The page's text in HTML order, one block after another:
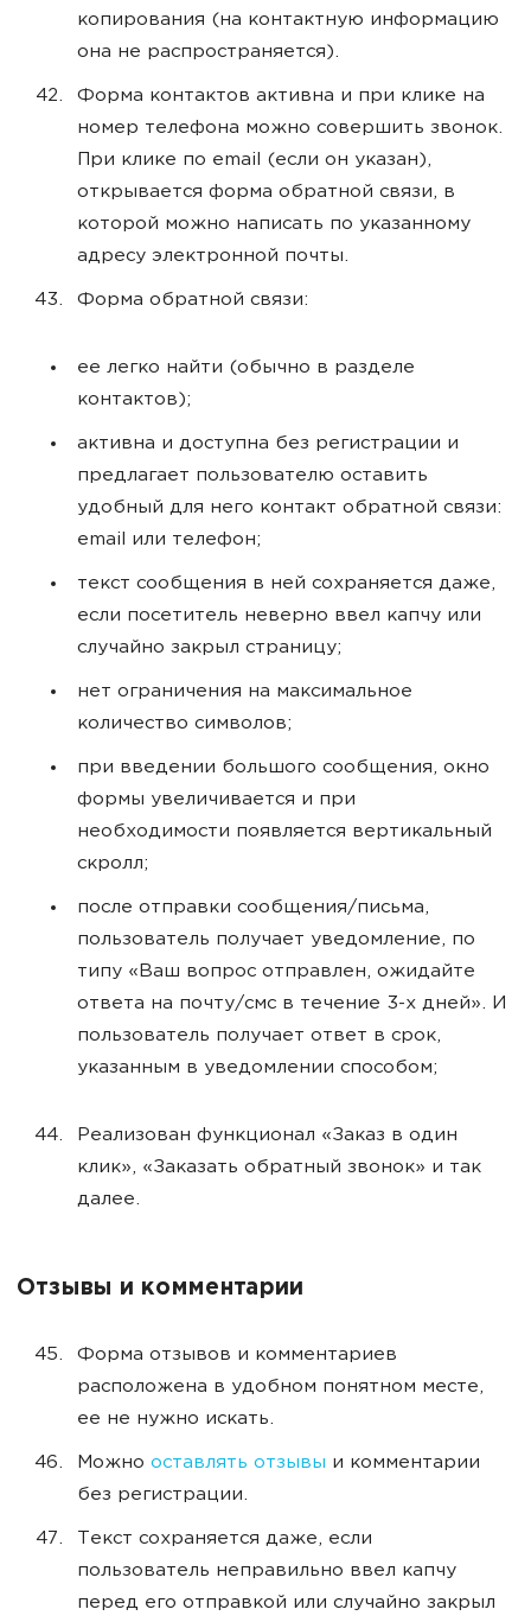
копирования (на контактную информацию
она не распространяется).
Форма контактов активна и при клике на
номер телефона можно совершить звонок.
При клике по email (если он указан),
открывается форма обратной связи, в
которой можно написать по указанному
адресу электронной почты.
Форма обратной связи:
ее легко найти (обычно в разделе
контактов);
активна и доступна без регистрации и
предлагает пользователю оставить
удобный для него контакт обратной связи:
email или телефон;
текст сообщения в ней сохраняется даже,
если посетитель неверно ввел капчу или
случайно закрыл страницу;
нет ограничения на максимальное
количество символов;
при введении большого сообщения, окно
формы увеличивается и при
необходимости появляется вертикальный
скролл;
после отправки сообщения/письма,
пользователь получает уведомление, по
типу «Ваш вопрос отправлен, ожидайте
ответа на почту/смс в течение 3-х дней». И
пользователь получает ответ в срок,
указанным в уведомлении способом;
Реализован функционал «Заказ в один
клик», «Заказать обратный звонок» и так
далее.
Отзывы и комментарии
Форма отзывов и комментариев
расположена в удобном понятном месте,
ее не нужно искать.
Можно оставлять отзывы и комментарии
без регистрации.
Текст сохраняется даже, если
пользователь неправильно ввел капчу
перед его отправкой или случайно закрыл